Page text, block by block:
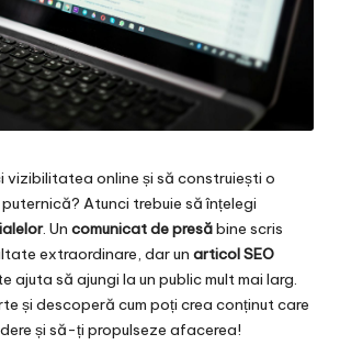
vizibilitatea online și să construiești o
Atunci trebuie să înțelegi
. Un comunicat de presăbine scris
extraordinare, dar un articol SEO
ajuta să ajungi la un public mult mai larg.
și descoperă cum poți crea conținut care
și să-ți propulseze afacerea!